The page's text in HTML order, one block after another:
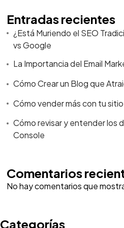
Entradas recientes
¿Está Muriendo el SEO
vs Google
La Importancia del Email
Cómo Crear un Blog que
Cómo vender más con tu
Cómo revisar y entender los
Console
Comentarios
No hay comentarios que
Categorías